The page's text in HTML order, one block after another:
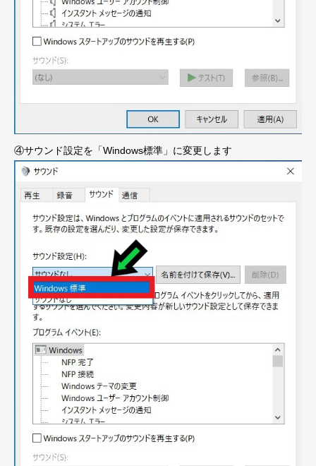
④サウンド設定を「Windows標準」に変更します